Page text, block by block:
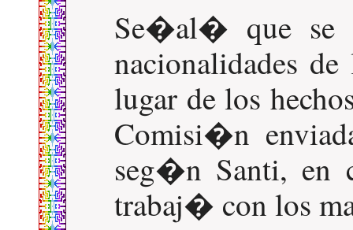
Se�al� que se
nacionalidades
lugar de los
Comisi�n
seg�n Santi, en
trabaj� con los